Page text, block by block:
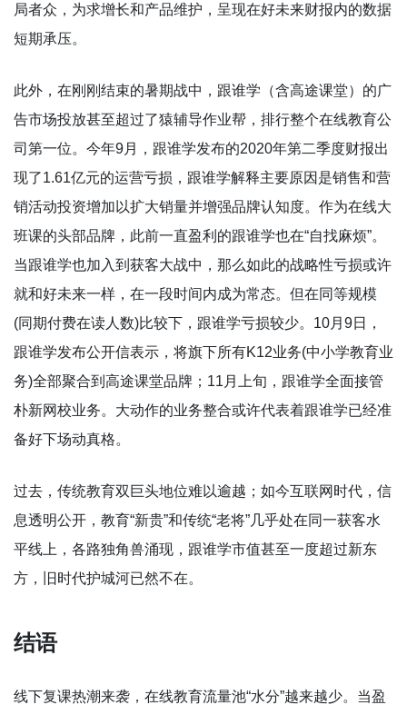
局者众，为求增长和产品维护，呈现在好未来财报内的数据
短期承压。
此外，在刚刚结束的暑期战中，跟谁学（含高途课堂）的广
告市场投放甚至超过了猿辅导作业帮，排行整个在线教育公
司第一位。今年9月，跟谁学发布的2020年第二季度财报出
现了1.61亿元的运营亏损，跟谁学解释主要原因是销售和营
销活动投资增加以扩大销量并增强品牌认知度。作为在线大
班课的头部品牌，此前一直盈利的跟谁学也在“自找麻烦”。
当跟谁学也加入到获客大战中，那么如此的战略性亏损或许
就和好未来一样，在一段时间内成为常态。但在同等规模
(同期付费在读人数)比较下，跟谁学亏损较少。10月9日，
跟谁学发布公开信表示，将旗下所有K12业务(中小学教育业
务)全部聚合到高途课堂品牌；11月上旬，跟谁学全面接管
朴新网校业务。大动作的业务整合或许代表着跟谁学已经准
备好下场动真格。
过去，传统教育双巨头地位难以逾越；如今互联网时代，信
息透明公开，教育“新贵”和传统“老将”几乎处在同一获客水
平线上，各路独角兽涌现，跟谁学市值甚至一度超过新东
方，旧时代护城河已然不在。
结语
线下复课热潮来袭，在线教育流量池“水分”越来越少。当盈